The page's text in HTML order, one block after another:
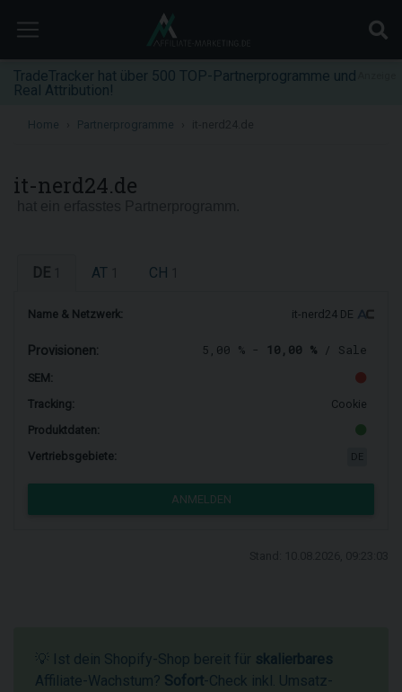
TradeTracker hat über 500 TOP-Partnerprogramme und
Real Attribution!
Home Partnerprogramme
it-nerd24.de
DE AT CH
Name & Netzwerk: it-nerd24 DE
Provisionen: 5,00 % - 10,00 % / Sale
SEM:
Tracking:
Cookie
Produktdaten:
Vertriebsgebiete:
ANMELDEN
💡 Ist dein Shopify-Shop bereit für skalierbares
Affiliate-Wachstum? Sofort-Check inkl. Umsatz-